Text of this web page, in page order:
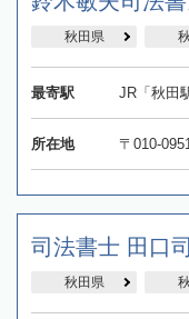
秋田県
最寄駅 JR「秋田
所在地 〒010-
司法書士 田口
秋田県